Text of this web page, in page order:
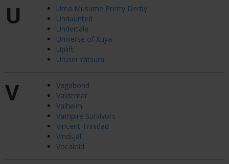
U
Uma Musume Pretty Derby
Undaunted
Undertale
Universe of Xuya
Uplift
Urusei Yatsura
V
Vagabond
Valdemar
Valheim
Vampire Survivors
Vincent Trinidad
Vindsjäl
Vocaloid